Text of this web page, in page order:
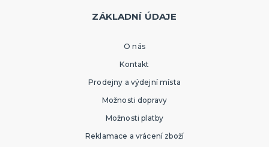
ZÁKLADNÍ ÚDAJE
O nás
Kontakt
Prodejny a výdejní místa
Možnosti dopravy
Možnosti platby
Reklamace a vrácení zboží